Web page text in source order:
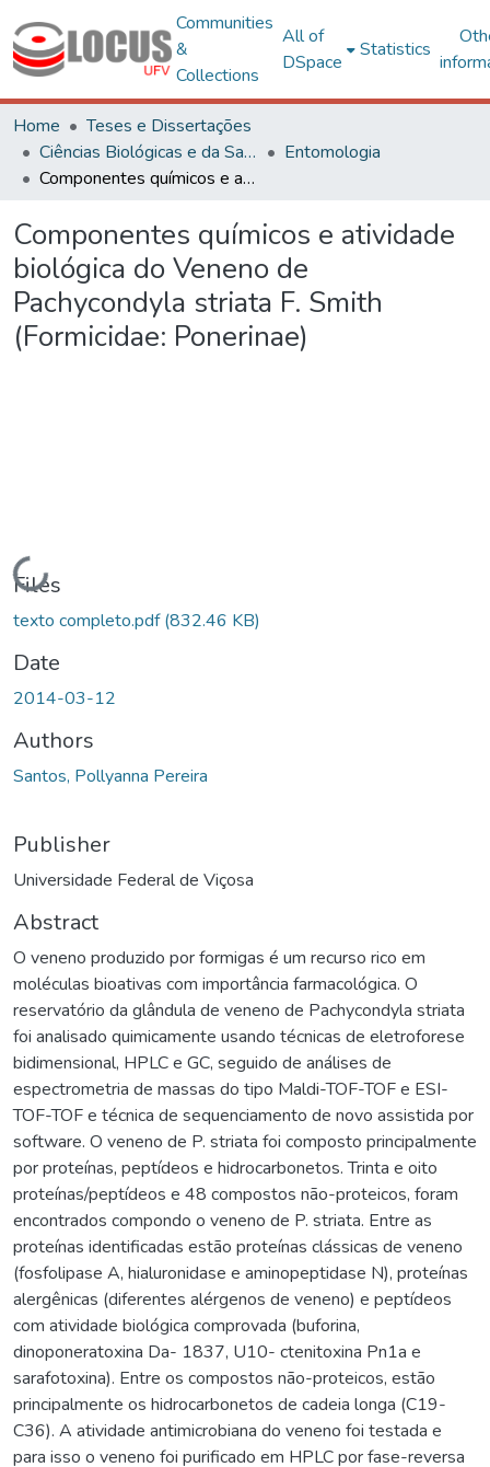
Communities
&
Collections
All of
DSpace
Statistics
Home
Teses e Dissertações
Ciências Biológicas e da Saúde
Entomologia
Componentes químicos e atividade biológica do Veneno de Pachycondyla striata F. Smith (Formicidae: Ponerinae)
Componentes químicos e atividade
biológica do Veneno de
Pachycondyla striata F. Smith
(Formicidae: Ponerinae)
Loading...
Files
texto completo.pdf(832.46 KB)
Date
2014-03-12
Authors
Santos, Pollyanna Pereira
Publisher
Universidade Federal de Viçosa
Abstract
O veneno produzido por formigas é um recurso rico em
moléculas bioativas com importância farmacológica. O
reservatório da glândula de veneno de Pachycondyla striata
foi analisado quimicamente usando técnicas de eletroforese
bidimensional, HPLC e GC, seguido de análises de
espectrometria de massas do tipo Maldi-TOF-TOF e ESI-
TOF-TOF e técnica de sequenciamento de novo assistida por
software. O veneno de P. striata foi composto principalmente
por proteínas, peptídeos e hidrocarbonetos. Trinta e oito
proteínas/peptídeos e 48 compostos não-proteicos, foram
encontrados compondo o veneno de P. striata. Entre as
proteínas identificadas estão proteínas clássicas de veneno
(fosfolipase A, hialuronidase e aminopeptidase N), proteínas
alergênicas (diferentes alérgenos de veneno) e peptídeos
com atividade biológica comprovada (buforina,
dinoponeratoxina Da- 1837, U10- ctenitoxina Pn1a e
sarafotoxina). Entre os compostos não-proteicos, estão
principalmente os hidrocarbonetos de cadeia longa (C19-
C36). A atividade antimicrobiana do veneno foi testada e
para isso o veneno foi purificado em HPLC por fase-reversa